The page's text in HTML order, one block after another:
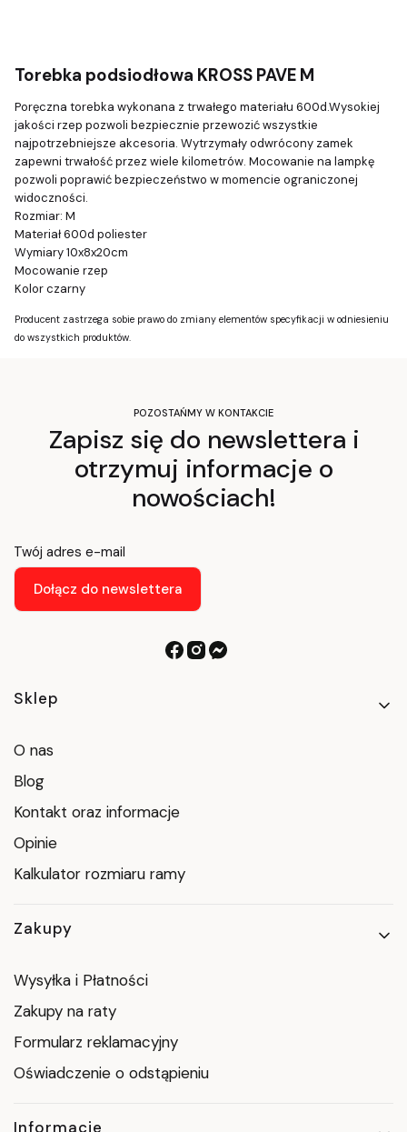
Torebka podsiodłowa KROSS PAVE M
Poręczna torebka wykonana z trwałego materiału 600d.Wysokiej
jakości rzep pozwoli bezpiecznie przewozić wszystkie
najpotrzebniejsze akcesoria. Wytrzymały odwrócony zamek
zapewni trwałość przez wiele kilometrów. Mocowanie na lampkę
pozwoli poprawić bezpieczeństwo w momencie ograniczonej
widoczności.
Rozmiar: M
Materiał 600d poliester
Wymiary 10x8x20cm
Mocowanie rzep
Kolor czarny
Producent zastrzega sobie prawo do zmiany elementów specyfikacji w odniesieniu
do wszystkich produktów.
POZOSTAŃMY W KONTAKCIE
Zapisz się do newslettera i
otrzymuj informacje o
nowościach!
Twój adres e-mail
Dołącz do newslettera
Linki w stopce
Sklep
O nas
Blog
Kontakt oraz informacje
Opinie
Kalkulator rozmiaru ramy
Zakupy
Wysyłka i Płatności
Zakupy na raty
Formularz reklamacyjny
Oświadczenie o odstąpieniu
Informacje